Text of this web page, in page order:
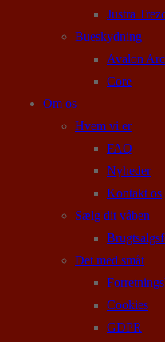
Justra
Bueskydning
Avalon
Core
Om os
Hvem vi er
FAQ
Nyheder
Kontakt os
Sælg dit våben
Det med småt
Cookies
GDPR